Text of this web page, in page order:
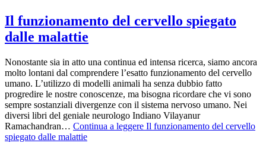
Il funzionamento del cervello spiegato
dalle malattie
Nonostante sia in atto una continua ed intensa ricerca, siamo ancora
molto lontani dal comprendere l’esatto funzionamento del cervello
umano. L’utilizzo di modelli animali ha senza dubbio fatto
progredire le nostre conoscenze, ma bisogna ricordare che vi sono
sempre sostanziali divergenze con il sistema nervoso umano. Nei
diversi libri del geniale neurologo Indiano Vilayanur
Ramachandran… Continua a leggere Il funzionamento del cervello
spiegato dalle malattie